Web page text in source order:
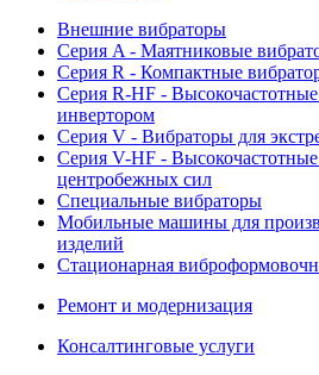
Внешние вибраторы
Серия A - Маятниковые
Серия R - Компактные
Серия R-HF -
инвертором
Серия V - Вибраторы для
Серия V-HF -
центробежных сил
Специальные вибраторы
Мобильные машины для
изделий
Стационарная
Ремонт и модернизация
Консалтинговые услуги